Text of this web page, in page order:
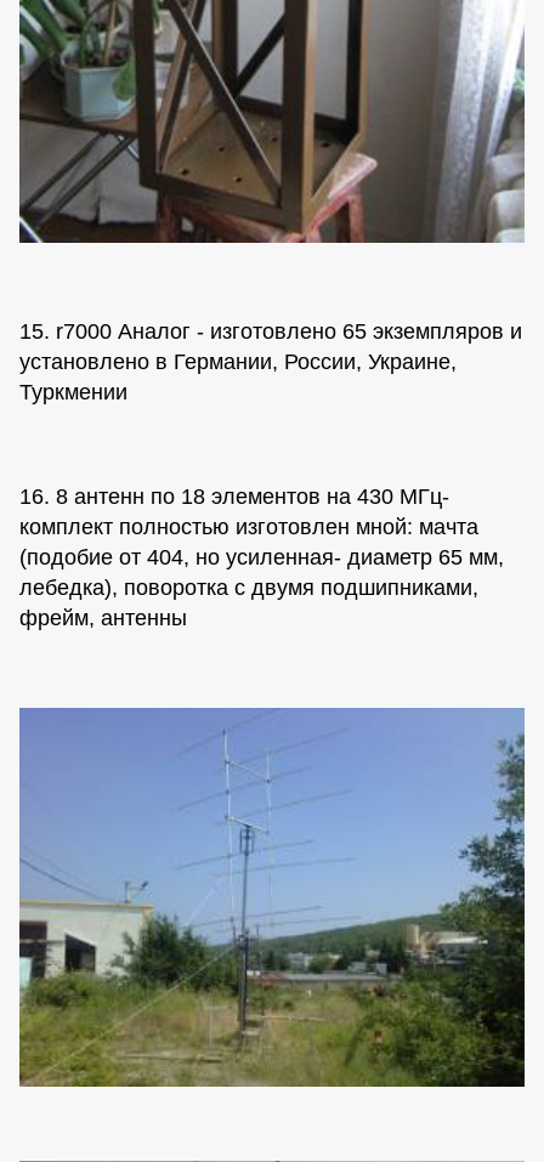
15. r7000 Аналог - изготовлено 65 экземпляров и
установлено в Германии, России, Украине,
Туркмении
16. 8 антенн по 18 элементов на 430 МГц-
комплект полностью изготовлен мной: мачта
(подобие от 404, но усиленная- диаметр 65 мм,
лебедка), поворотка с двумя подшипниками,
фрейм, антенны